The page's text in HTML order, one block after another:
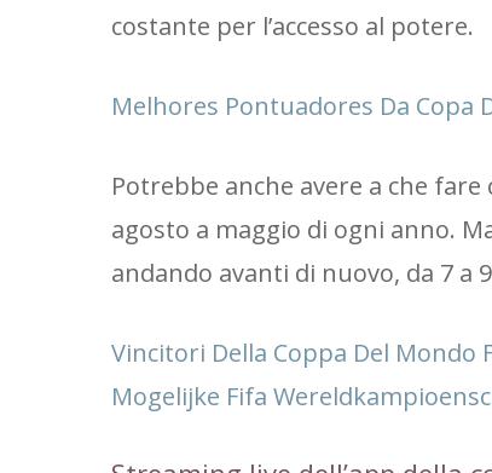
costante per l’accesso al potere.
Melhores Pontuadores Da Copa
Potrebbe anche avere a che
agosto a maggio di ogni anno.
andando avanti di nuovo, da 7 a
Vincitori Della Coppa Del Mondo
Mogelijke Fifa